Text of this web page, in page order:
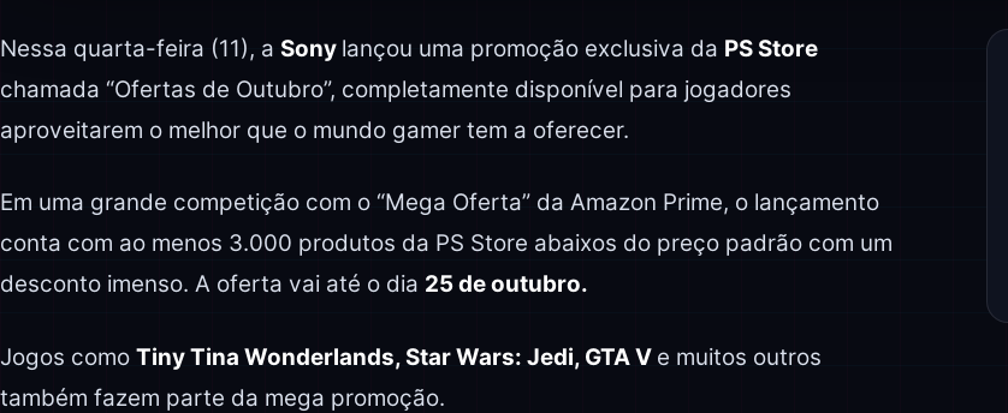
Nessa quarta-feira (11), a Sony lançou uma promoção exclusiva da PS Store
chamada “Ofertas de Outubro”, completamente disponível para jogadores
aproveitarem o melhor que o mundo gamer tem a oferecer.
Em uma grande competição com o “Mega Oferta” da Amazon Prime, o lançamento
conta com ao menos 3.000 produtos da PS Store abaixos do preço padrão com um
desconto imenso. A oferta vai até o dia 25 de outubro.
Jogos como Tiny Tina Wonderlands, Star Wars: Jedi, GTA V e muitos outros
também fazem parte da mega promoção.